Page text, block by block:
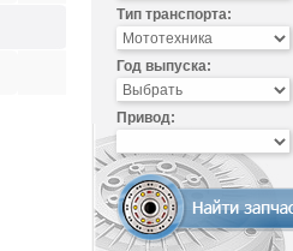
Тип транспорта:
Год выпуска:
Привод: